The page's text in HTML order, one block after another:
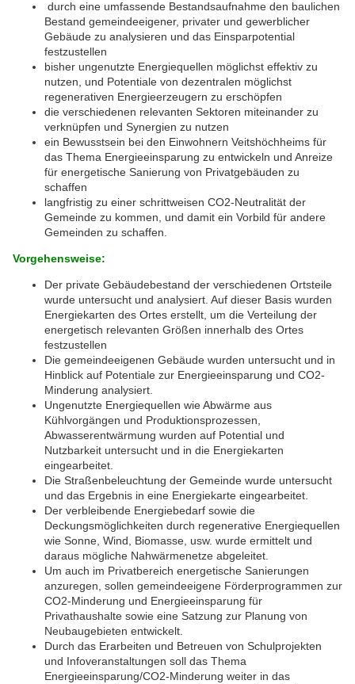
durch eine umfassende Bestandsaufnahme den baulichen
Bestand gemeindeeigener, privater und gewerblicher
Gebäude zu analysieren und das Einsparpotential
festzustellen
bisher ungenutzte Energiequellen möglichst effektiv zu
nutzen, und Potentiale von dezentralen möglichst
regenerativen Energieerzeugern zu erschöpfen
die verschiedenen relevanten Sektoren miteinander zu
verknüpfen und Synergien zu nutzen
ein Bewusstsein bei den Einwohnern Veitshöchheims für
das Thema Energieeinsparung zu entwickeln und Anreize
für energetische Sanierung von Privatgebäuden zu
schaffen
langfristig zu einer schrittweisen CO2-Neutralität der
Gemeinde zu kommen, und damit ein Vorbild für andere
Gemeinden zu schaffen.
Vorgehensweise:
Der private Gebäudebestand der verschiedenen Ortsteile
wurde untersucht und analysiert. Auf dieser Basis wurden
Energiekarten des Ortes erstellt, um die Verteilung der
energetisch relevanten Größen innerhalb des Ortes
festzustellen
Die gemeindeeigenen Gebäude wurden untersucht und in
Hinblick auf Potentiale zur Energieeinsparung und CO2-
Minderung analysiert.
Ungenutzte Energiequellen wie Abwärme aus
Kühlvorgängen und Produktionsprozessen,
Abwasserentwärmung wurden auf Potential und
Nutzbarkeit untersucht und in die Energiekarten
eingearbeitet.
Die Straßenbeleuchtung der Gemeinde wurde untersucht
und das Ergebnis in eine Energiekarte eingearbeitet.
Der verbleibende Energiebedarf sowie die
Deckungsmöglichkeiten durch regenerative Energiequellen
wie Sonne, Wind, Biomasse, usw. wurde ermittelt und
daraus mögliche Nahwärmenetze abgeleitet.
Um auch im Privatbereich energetische Sanierungen
anzuregen, sollen gemeindeeigene Förderprogrammen zur
CO2-Minderung und Energieeinsparung für
Privathaushalte sowie eine Satzung zur Planung von
Neubaugebieten entwickelt.
Durch das Erarbeiten und Betreuen von Schulprojekten
und Infoveranstaltungen soll das Thema
Energieeinsparung/CO2-Minderung weiter in das